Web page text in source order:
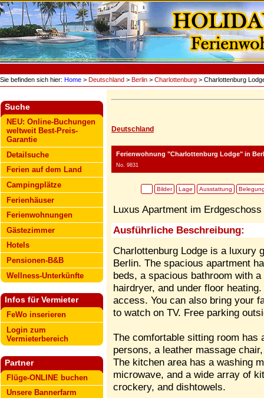
Sie befinden sich hier: Home > Deutschland > Berlin > Charlottenburg > Charlottenburg
Suche
NEU: Online-Buchungen
weltweit Best-Preis-
Garantie
Detailsuche
Ferien auf dem Land
Campingplätze
Ferienhäuser
Ferienwohnungen
Gästezimmer
Hotels
Pensionen-B&B
Wellness-Unterkünfte
Infos für Vermieter
FeWo inserieren
Login zum
Vermieterbereich
Partner
Flüge-ONLINE buchen
Unsere Bannerfarm
Deutschland
Ferienwohnung "Charlottenburg Lodge" in
No. 9831
Bilder Lage Ausstattung
Luxus Apartment im
Ausführliche Beschreibung:
Charlottenburg Lodge is a luxury
Berlin. The spacious apartment
beds, a spacious bathroom with
hairdryer, and under floor
access. You can also bring your
to watch on TV. Free parking
The comfortable sitting room has
persons, a leather massage
The kitchen area has a washing
microwave, and a wide array of
crockery, and dishtowels.